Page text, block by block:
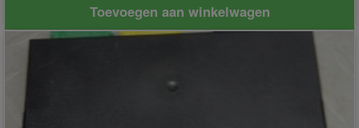
Toevoegen aan winkelwagen